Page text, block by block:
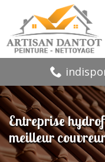
Entreprise
meilleur